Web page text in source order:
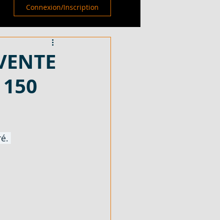
Connexion/Inscription